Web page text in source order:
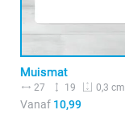
Muismat
27 19 0,3 cm
Vanaf 10,99